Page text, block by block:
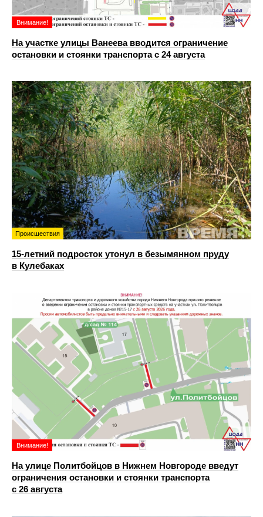
Внимание!
На участке улицы Ванеева вводится ограничение
остановки и стоянки транспорта с 24 августа
Происшествия
15-летний подросток утонул в безымянном пруду
в Кулебаках
Внимание!
На улице Политбойцов в Нижнем Новгороде введут
ограничения остановки и стоянки транспорта
с 26 августа